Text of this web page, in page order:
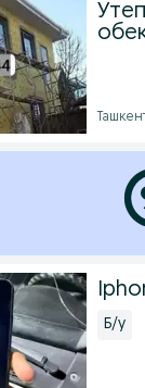
Б/у